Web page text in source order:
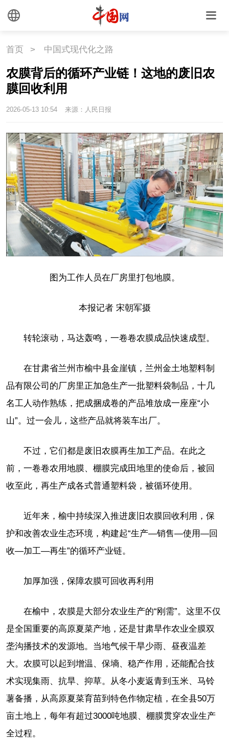
首页 > 中国式现代化之路
农膜背后的循环产业链！这地的废旧农
膜回收利用
2026-05-13 10:54 来源：人民日报
图为工作人员在厂房里打包地膜。
本报记者 宋朝军摄
转轮滚动，马达轰鸣，一卷卷农膜成品快速成型。
在甘肃省兰州市榆中县金崖镇，兰州金土地塑料制
品有限公司的厂房里正加急生产一批塑料袋制品，十几
名工人动作熟练，把成捆成卷的产品堆放成一座座“小
山”。过一会儿，这些产品就将装车出厂。
不过，它们都是废旧农膜再生加工产品。在此之
前，一卷卷农用地膜、棚膜完成田地里的使命后，被回
收至此，再生产成各式普通塑料袋，被循环使用。
近年来，榆中持续深入推进废旧农膜回收利用，保
护和改善农业生态环境，构建起“生产—销售—使用—回
收—加工—再生”的循环产业链。
加厚加强，保障农膜可回收再利用
在榆中，农膜是大部分农业生产的“刚需”。这里不仅
是全国重要的高原夏菜产地，还是甘肃旱作农业全膜双
垄沟播技术的发源地。当地气候干旱少雨、昼夜温差
大。农膜可以起到增温、保墒、稳产作用，还能配合技
术实现集雨、抗旱、抑草。从冬小麦返青到玉米、马铃
薯备播，从高原夏菜育苗到特色作物定植，在全县50万
亩土地上，每年有超过3000吨地膜、棚膜贯穿农业生产
全过程。